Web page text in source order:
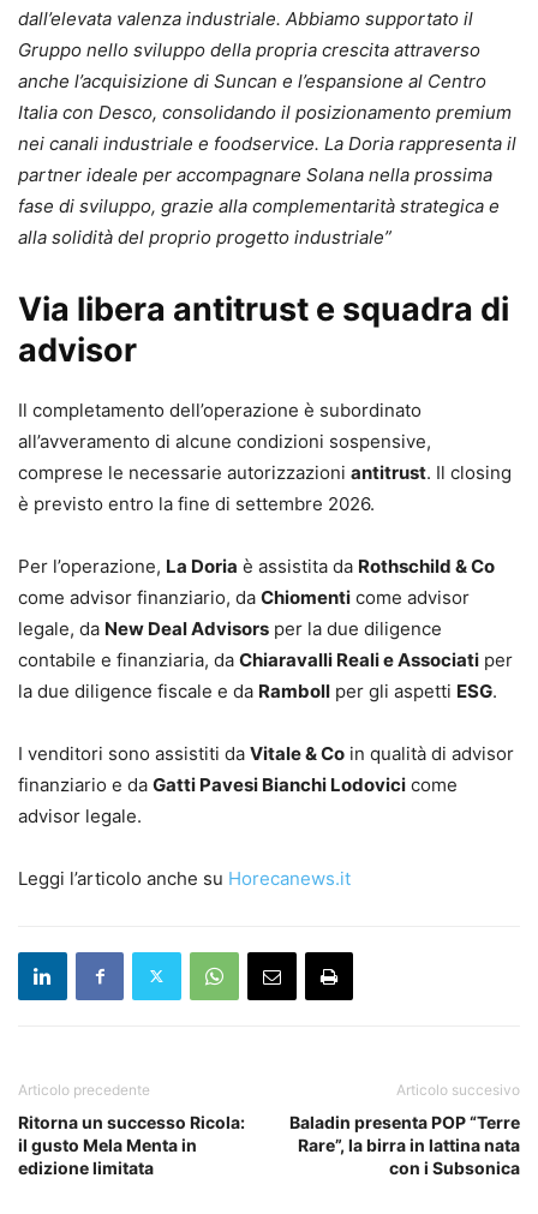
dall’elevata valenza industriale. Abbiamo supportato il
Gruppo nello sviluppo della propria crescita attraverso
anche l’acquisizione di Suncan e l’espansione al Centro
Italia con Desco, consolidando il posizionamento premium
nei canali industriale e foodservice. La Doria rappresenta il
partner ideale per accompagnare Solana nella prossima
fase di sviluppo, grazie alla complementarità strategica e
alla solidità del proprio progetto industriale”
Via libera antitrust e squadra di
advisor
Il completamento dell’operazione è subordinato
all’avveramento di alcune condizioni sospensive,
comprese le necessarie autorizzazioni antitrust. Il closing
è previsto entro la fine di settembre 2026.
Per l’operazione, La Doria è assistita da Rothschild & Co
come advisor finanziario, da Chiomenti come advisor
legale, da New Deal Advisors per la due diligence
contabile e finanziaria, da Chiaravalli Reali e Associati per
la due diligence fiscale e da Ramboll per gli aspetti ESG.
I venditori sono assistiti da Vitale & Co in qualità di advisor
finanziario e da Gatti Pavesi Bianchi Lodovici come
advisor legale.
Leggi l’articolo anche su Horecanews.it
Articolo precedente
Ritorna un successo Ricola:
il gusto Mela Menta in
edizione limitata
Articolo succesivo
Baladin presenta POP “Terre
Rare”, la birra in lattina nata
con i Subsonica